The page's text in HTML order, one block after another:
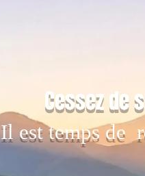
Cessez de
Il est temps de